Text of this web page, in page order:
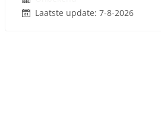
Laatste update: 7-8-2026